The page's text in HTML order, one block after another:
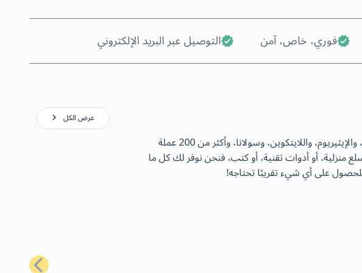
فوري، خاص، آمن التوصيل عبر البريد الإلكتروني
باستخدام بطاقات الهدايا الأكثر شيوعًا لدينا، يمكنك شراء مجموعة واسعة من السلع اليومية باستخدام البيتكوين، والإيثيريوم، واللايتكوين، وسولانا، وأكثر من 200 عملة
منزلية، أو أدوات تقنية، أو كتب، فنحن نوفر لك كل ما
على أي شيء تقريبًا تحتاجه!
عرض الكل